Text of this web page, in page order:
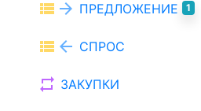
view_list arrow_forward ПРЕДЛОЖЕНИЕ 1
view_list arrow_back СПРОС
repeat ЗАКУПКИ